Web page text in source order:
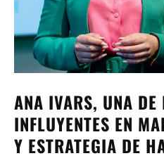
ANA IVARS, UNA DE
INFLUYENTES EN
Y ESTRATEGIA DE